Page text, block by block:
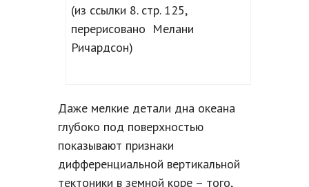
(из ссылки 8. стр. 125,
перерисовано Мелани
Ричардсон)
Даже мелкие детали дна океана
глубоко под поверхностью
показывают признаки
дифференциальной вертикальной
тектоники в земной коре – того,